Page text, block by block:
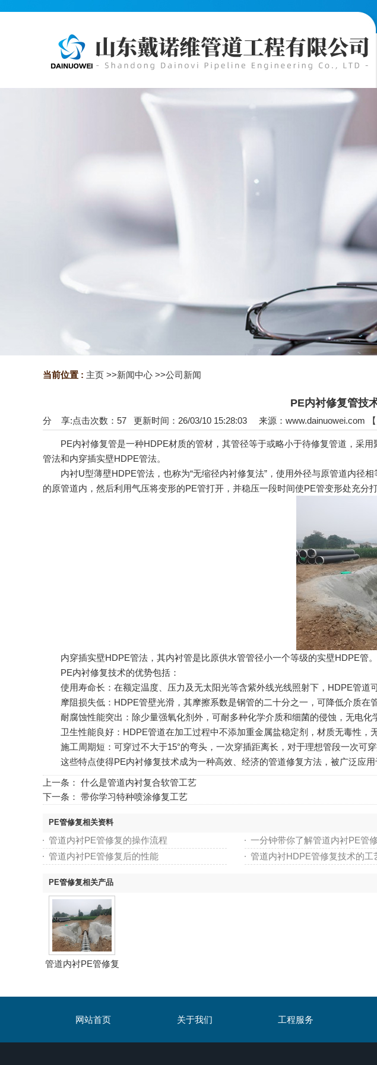
当前位置 : 主页 >>新闻中心 >>公司新闻
PE内衬修复管技
点击次数： 57 更新时间：26/03/10 15:28:03 来源： www.dainuowei.com 【
分 享:
PE内衬修复管是一种HDPE材质的管材，其管径等于或略小于待修复管道，采用
管法和内穿插实壁HDPE管法。
内衬U型薄壁HDPE管法，也称为“无缩径内衬修复法”，使用外径与原管道内径
的原管道内，然后利用气压将变形的PE管打开，并稳压一段时间使PE管变形处充分
内穿插实壁HDPE管法，其内衬管是比原供水管管径小一个等级的实壁HDPE管
PE内衬修复技术的优势包括：
使用寿命长：在额定温度、压力及无太阳光等含紫外线光线照射下，HDPE管道可
摩阻损失低：HDPE管壁光滑，其摩擦系数是钢管的二十分之一，可降低介质在管
耐腐蚀性能突出：除少量强氧化剂外，可耐多种化学介质和细菌的侵蚀，无电化
卫生性能良好：HDPE管道在加工过程中不添加重金属盐稳定剂，材质无毒性，无
施工周期短：可穿过不大于15°的弯头，一次穿插距离长，对于理想管段一次可穿
这些特点使得PE内衬修复技术成为一种高效、经济的管道修复方法，被广泛应用
上一条： 什么是管道内衬复合软管工艺
下一条： 带你学习特种喷涂修复工艺
PE管修复相关资料
管道内衬PE管修复的操作流程 一分钟带你了解管道内衬PE管
管道内衬PE管修复后的性能
管道内衬HDPE管修复技术的工
PE管修复相关产品
管道内衬PE管修复
网站首页 关于我们 工程服务